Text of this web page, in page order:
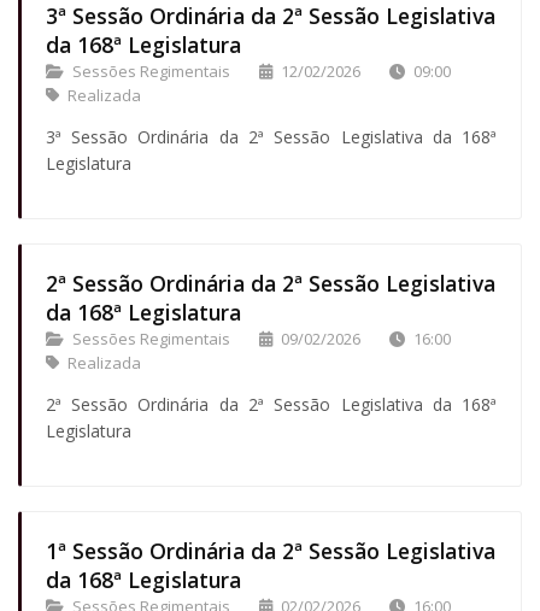
3ª Sessão Ordinária da 2ª Sessão Legislativa
da 168ª Legislatura
Sessões Regimentais 12/02/2026
09:00
Realizada
3ª Sessão Ordinária da 2ª Sessão Legislativa da 168ª
Legislatura
2ª Sessão Ordinária da 2ª Sessão Legislativa
da 168ª Legislatura
Sessões Regimentais 09/02/2026
16:00
Realizada
2ª Sessão Ordinária da 2ª Sessão Legislativa da 168ª
Legislatura
1ª Sessão Ordinária da 2ª Sessão Legislativa
da 168ª Legislatura
Sessões Regimentais 02/02/2026
16:00